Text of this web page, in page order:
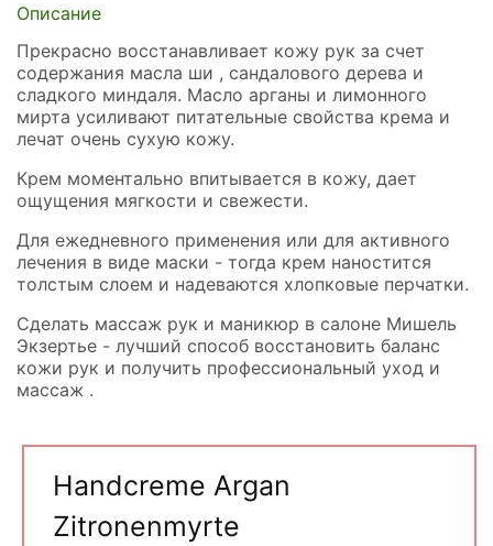
Описание
Прекрасно восстанавливает кожу рук за счет
содержания масла ши , сандалового дерева и
сладкого миндаля. Масло арганы и лимонного
мирта усиливают питательные свойства крема и
лечат очень сухую кожу.
Крем моментально впитывается в кожу, дает
ощущения мягкости и свежести.
Для ежедневного применения или для активного
лечения в виде маски - тогда крем наностится
толстым слоем и надеваются хлопковые перчатки.
Сделать массаж рук и маникюр в салоне Мишель
Экзертье - лучший способ восстановить баланс
кожи рук и получить профессиональный уход и
массаж .
Handcreme Argan
Zitronenmyrte